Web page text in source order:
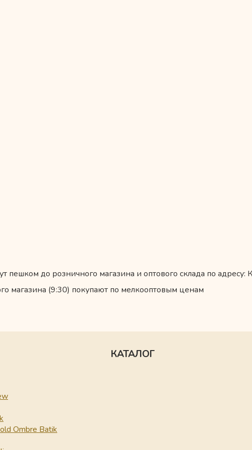
пешком до розничного магазина и оптового склада по адресу:
магазина (9:30) покупают по мелкооптовым ценам
КАТАЛОГ
Ombre Batik